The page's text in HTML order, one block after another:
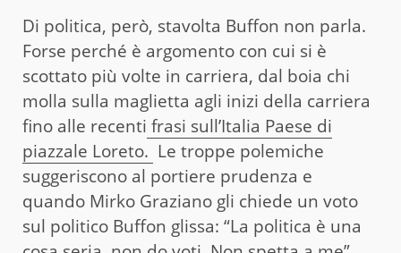
Di politica, però, stavolta Buffon non parla.
Forse perché è argomento con cui si è
scottato più volte in carriera, dal boia chi
molla sulla maglietta agli inizi della carriera
fino alle recenti frasi sull’Italia Paese di
piazzale Loreto. Le troppe polemiche
suggeriscono al portiere prudenza e
quando Mirko Graziano gli chiede un voto
sul politico Buffon glissa: “La politica è una